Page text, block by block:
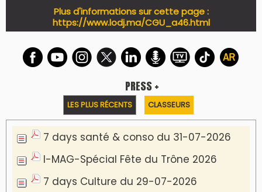
PODCAST +
LES PLUS RÉCENTS CLASSEURS
Podcast I-Week-N°137 du 26-07-2026
Podcast Eco-Business du 20-07-2026
Podcast IA-MAG-07 du 22-07-2026
Podcast I-Week N°136-19-07-2026
Podcast I-débats N31 du 18-07-2026